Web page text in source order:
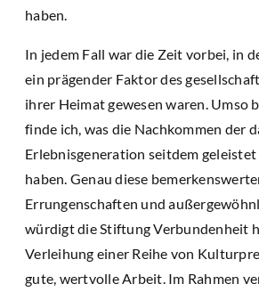
haben.
In jedem Fall war die Zeit vorbei, in
ein prägender Faktor des
ihrer Heimat gewesen waren. Umso
finde ich, was die Nachkommen der
Erlebnisgeneration seitdem
haben. Genau diese
Errungenschaften und
würdigt die Stiftung Verbundenheit
Verleihung einer Reihe von
gute, wertvolle Arbeit. Im Rahmen